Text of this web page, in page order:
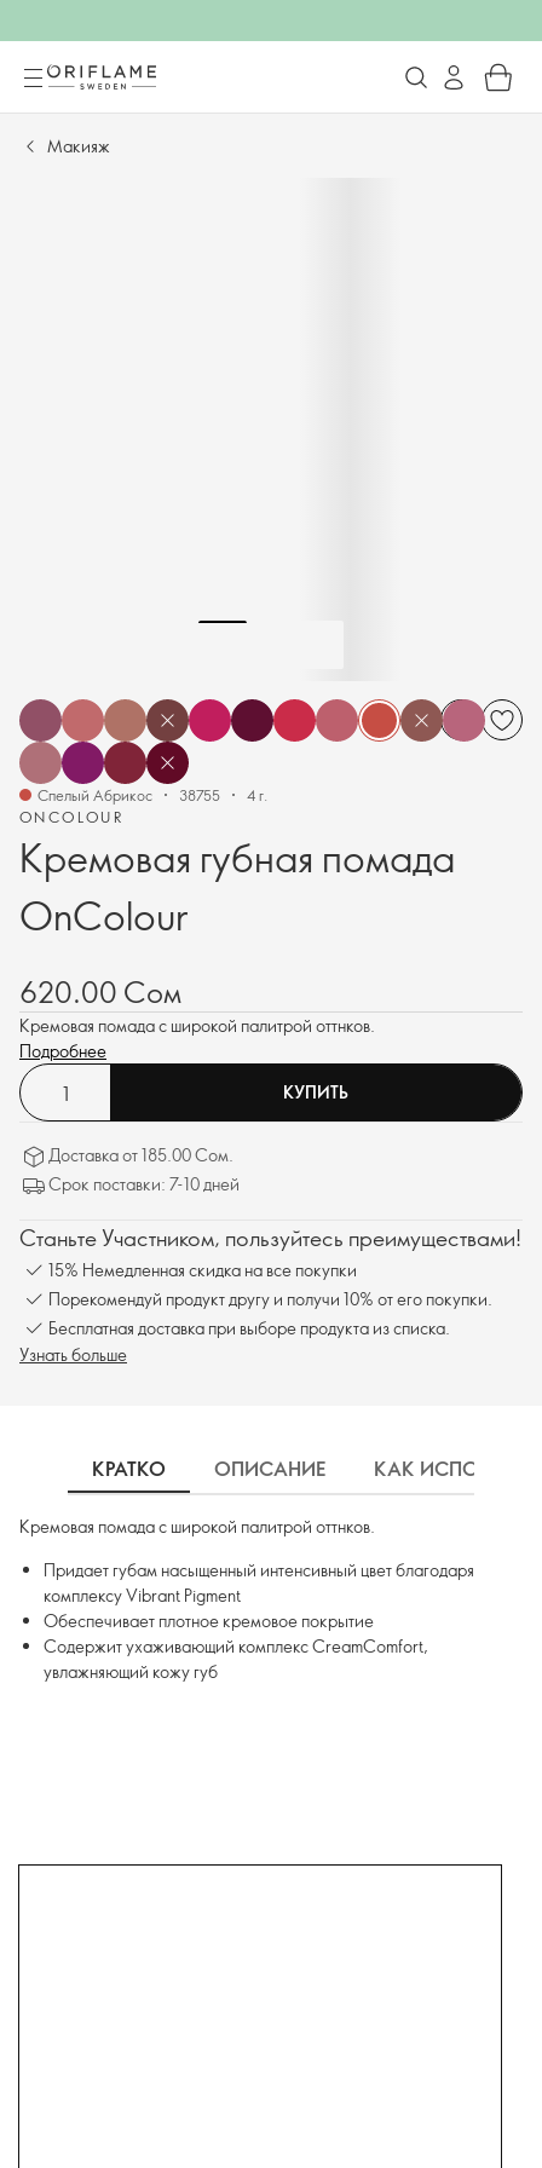
Макияж
ONCOLOUR
Кремовая губная помада
OnColour
Спелый Абрикос 38755 4 г.
620.00 Сом
Кремовая помада с широкой палитрой оттнков.
Подробнее
КУПИТЬ
Доставка от 185.00 Сом.
Срок поставки: 7-10 дней
Станьте Участником, пользуйтесь преимуществами!
15% Немедленная скидка на все покупки
Порекомендуй продукт другу и получи 10% от его покупки.
Бесплатная доставка при выборе продукта из списка.
Узнать больше
КРАТКО ОПИСАНИЕ КАК
Кремовая помада с широкой палитрой оттнков.
Придает губам насыщенный интенсивный цвет благодаря
комплексу Vibrant Pigment
Обеспечивает плотное кремовое покрытие
Содержит ухаживающий комплекс CreamComfort,
увлажняющий кожу губ